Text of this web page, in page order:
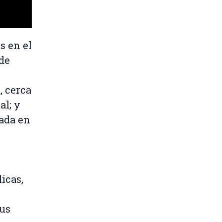
en el
cerca
y
en